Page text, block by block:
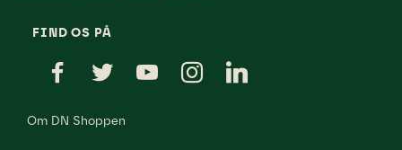
FIND OS PÅ
Om DN Shoppen